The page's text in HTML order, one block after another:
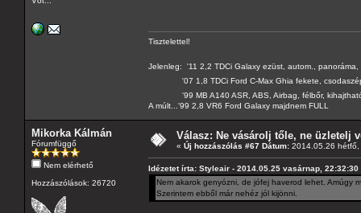
Tisztelettel!
Jelenleg: '11 2,2 TDCi Galaxy ezüst, autom.,
'07 1,8 TDCi Ford C-Max Ghia fekete,
'99 MB A140 ASR, ABS, Airbag, félbőr, kihajtható
A múlt...'99 2,8 VR6 Ford Galaxy majdnem FULL
Mikorka Kálmán
Fórumfüggő
Nem elérhető
Hozzászólások: 26720
Válasz: Ne vásárolj tőle, ne üzletelj
« Új hozzászólás #67 Dátum: 2014.05.26
Idézetet írta: Styleair - 2014.05.25 vasárnap, 22:32:30
Nem akarok genyózni, de jófej haverod lehet. Amúgy
Szerintem ebből már nehéz jól kijönni.